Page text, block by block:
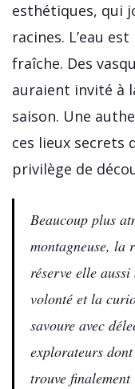
esthétiques, qui
racines. L’eau
fraîche. Des
auraient invité à
saison. Une
ces lieux secrets
privilège de
Beaucoup plus
montagneuse, la
réserve elle
volonté et la
savoure avec
explorateurs
trouve finalement